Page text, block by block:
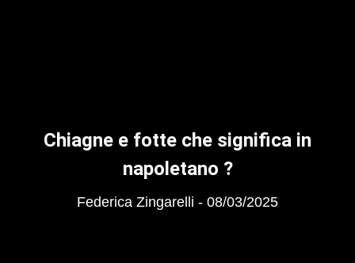
Chiagne e fotte che significa in
napoletano ?
Federica Zingarelli 08/03/2025